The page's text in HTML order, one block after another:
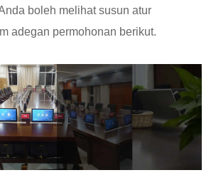
boleh melihat susun atur
adegan permohonan berikut.